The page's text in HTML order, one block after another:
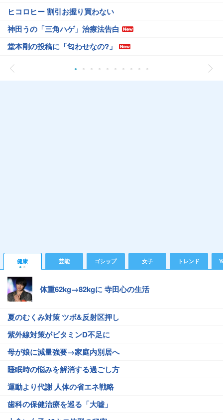
ヒコロヒー 割引お握り買わない
神田うの「三角ハゲ」治療法告白
堂本剛の投稿に「匂わせなの?」
健康 芸能 ゴシップ 女子 トレンド
体重62kg→82kgに 寺田心の生活
夏のむくみ対策 ツボ&反射区押し
紫外線対策がビタミンD不足に
母が娘に減量強要→家庭内別居へ
睡眠時の悩みを解消する過ごし方
運動より代謝 人体の省エネ戦略
歯科の保健治療を巡る「大嘘」